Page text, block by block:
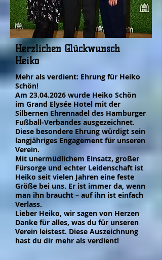
Herzlichen Glückwunsch
Heiko
Mehr als verdient: Ehrung für Heiko
Schön!
Am 23.04.2026 wurde Heiko Schön
im Grand Elysée Hotel mit der
Silbernen Ehrennadel des Hamburger
Fußball-Verbandes ausgezeichnet.
Diese besondere Ehrung würdigt sein
langjähriges Engagement für unseren
Verein.
Mit unermüdlichem Einsatz, großer
Fürsorge und echter Leidenschaft ist
Heiko seit vielen Jahren eine feste
Größe bei uns. Er ist immer da, wenn
man ihn braucht – auf ihn ist einfach
Verlass.
Lieber Heiko, wir sagen von Herzen
Danke für alles, was du für unseren
Verein leistest. Diese Auszeichnung
hast du dir mehr als verdient!